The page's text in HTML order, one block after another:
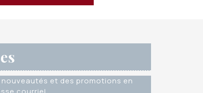
et des promotions en